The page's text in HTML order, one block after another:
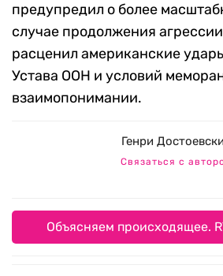
предупредил о более
случае продолжения
расценил американские
Устава ООН и условий
взаимопонимании.
Генри
Связаться с
Объясняем происходящее.